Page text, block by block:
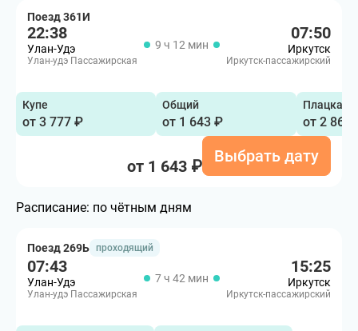
Поезд 361И
22:38
Улан-Удэ
Улан-удэ Пассажирская
9 ч 12 мин
07:50
Иркутск
Иркутск-пассажирский
Купе
от 3 777 ₽
Общий
от 1 643 ₽
Плацкарт
от 2 861
от 1 643 ₽
Выбрать дату
Расписание: по чётным дням
Поезд 269Ь проходящий
07:43
Улан-Удэ
Улан-удэ Пассажирская
7 ч 42 мин
15:25
Иркутск
Иркутск-пассажирский